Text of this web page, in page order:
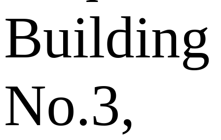
Building
No.3,